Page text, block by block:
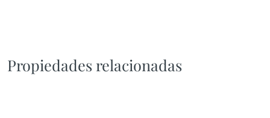
Propiedades relacionadas